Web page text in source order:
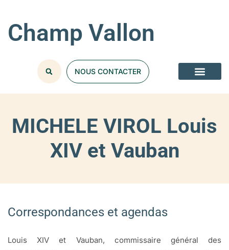
Champ Vallon
NOUS CONTACTER
MICHELE VIROL Louis
XIV et Vauban
Correspondances et agendas
Louis XIV et Vauban, commissaire général des